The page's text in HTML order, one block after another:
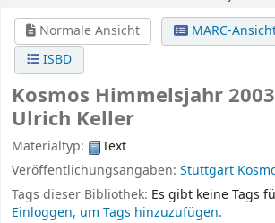
Normale Ansicht
MARC-
ISBD
Kosmos Himmelsjahr 2003
Ulrich Keller
Materialtyp:
Text
Veröffentlichungsangaben: Stuttgart
Tags dieser Bibliothek: Es gibt keine Tags
Einloggen, um Tags hinzuzufügen.